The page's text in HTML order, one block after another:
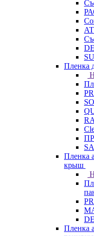
Пленка
Пленка
крыш
Пленка